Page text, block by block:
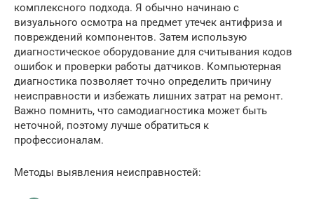
комплексного подхода. Я обычно начинаю с
визуального осмотра на предмет утечек антифриза и
повреждений компонентов. Затем использую
диагностическое оборудование для считывания кодов
ошибок и проверки работы датчиков. Компьютерная
диагностика позволяет точно определить причину
неисправности и избежать лишних затрат на ремонт.
Важно помнить, что самодиагностика может быть
неточной, поэтому лучше обратиться к
профессионалам.
Методы выявления неисправностей: